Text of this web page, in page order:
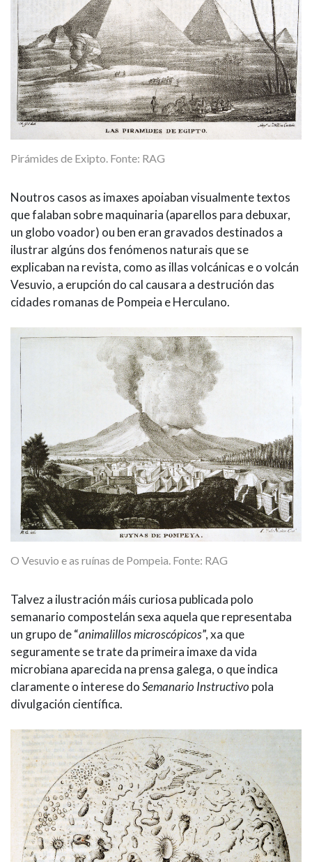
Pirámides de Exipto. Fonte: RAG
Noutros casos as imaxes apoiaban visualmente textos
que falaban sobre maquinaria (aparellos para debuxar,
un globo voador) ou ben eran gravados destinados a
ilustrar algúns dos fenómenos naturais que se
explicaban na revista, como as illas volcánicas e o volcán
Vesuvio, a erupción do cal causara a destrución das
cidades romanas de Pompeia e Herculano.
O Vesuvio e as ruínas de Pompeia. Fonte: RAG
Talvez a ilustración máis curiosa publicada polo
semanario compostelán sexa aquela que representaba
un grupo de “animalillos microscópicos”, xa que
seguramente se trate da primeira imaxe da vida
microbiana aparecida na prensa galega, o que indica
claramente o interese doSemanario Instructivo pola
divulgación científica.